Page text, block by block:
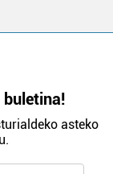
buletina!
asteko